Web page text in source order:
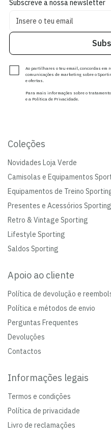
Subscreve a nossa newsletter
Ao partilhares o teu email, concordas em
comunicações de marketing sobre o
e ofertas.
Para mais informações sobre o
e a Política de Privacidade.
Coleções
Novidades Loja Verde
Camisolas e Equipamentos
Equipamentos de Treino
Presentes e Acessórios Sporting
Retro & Vintage Sporting
Lifestyle Sporting
Saldos Sporting
Apoio ao cliente
Política de devolução e
Política e métodos de envio
Perguntas Frequentes
Devoluções
Contactos
Informações legais
Termos e condições
Política de privacidade
Livro de reclamações